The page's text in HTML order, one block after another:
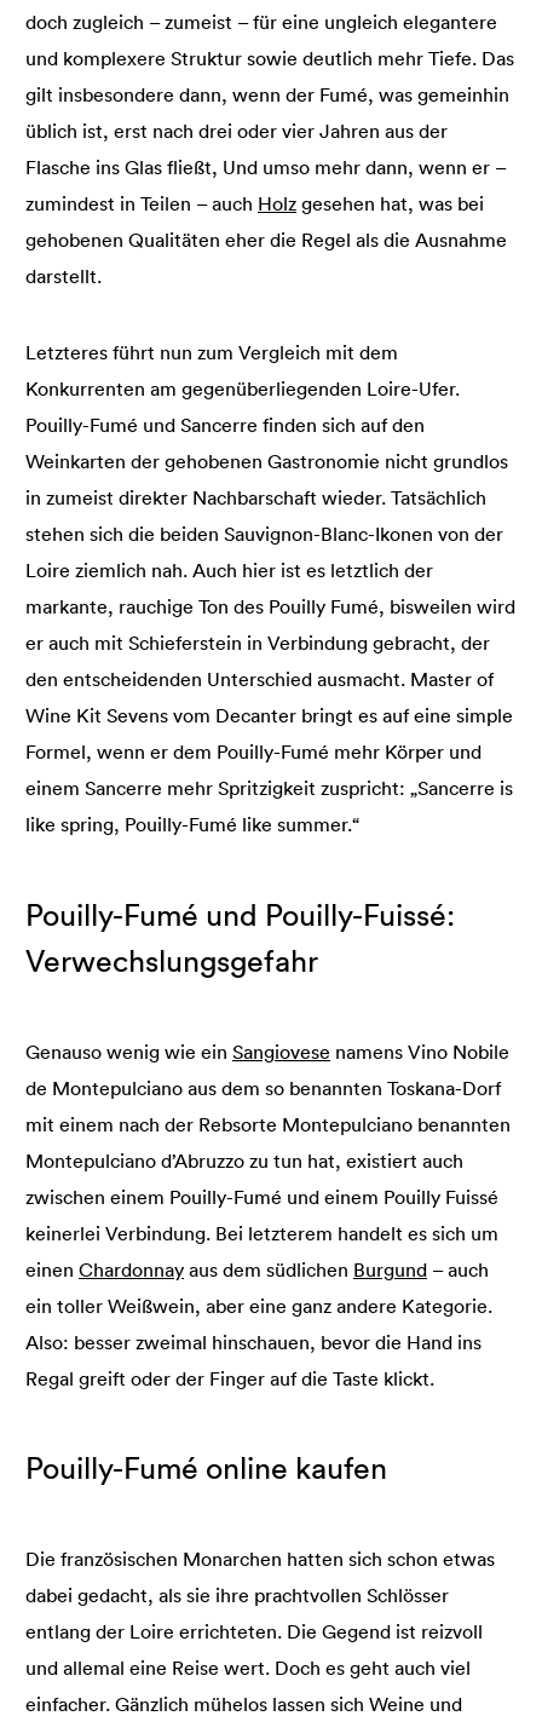
doch zugleich – zumeist – für eine ungleich elegantere
und komplexere Struktur sowie deutlich mehr Tiefe. Das
gilt insbesondere dann, wenn der Fumé, was gemeinhin
üblich ist, erst nach drei oder vier Jahren aus der
Flasche ins Glas fließt, Und umso mehr dann, wenn er –
zumindest in Teilen – auch Holz gesehen hat, was bei
gehobenen Qualitäten eher die Regel als die Ausnahme
darstellt.
Letzteres führt nun zum Vergleich mit dem
Konkurrenten am gegenüberliegenden Loire-Ufer.
Pouilly-Fumé und Sancerre finden sich auf den
Weinkarten der gehobenen Gastronomie nicht grundlos
in zumeist direkter Nachbarschaft wieder. Tatsächlich
stehen sich die beiden Sauvignon-Blanc-Ikonen von der
Loire ziemlich nah. Auch hier ist es letztlich der
markante, rauchige Ton des Pouilly Fumé, bisweilen wird
er auch mit Schieferstein in Verbindung gebracht, der
den entscheidenden Unterschied ausmacht. Master of
Wine Kit Sevens vom Decanter bringt es auf eine simple
Formel, wenn er dem Pouilly-Fumé mehr Körper und
einem Sancerre mehr Spritzigkeit zuspricht: „Sancerre is
like spring, Pouilly-Fumé like summer.“
Pouilly-Fumé und Pouilly-Fuissé:
Verwechslungsgefahr
Genauso wenig wie ein Sangiovese namens Vino Nobile
de Montepulciano aus dem so benannten Toskana-Dorf
mit einem nach der Rebsorte Montepulciano benannten
Montepulciano d’Abruzzo zu tun hat, existiert auch
zwischen einem Pouilly-Fumé und einem Pouilly Fuissé
keinerlei Verbindung. Bei letzterem handelt es sich um
einen Chardonnay aus dem südlichen Burgund – auch
ein toller Weißwein, aber eine ganz andere Kategorie.
Also: besser zweimal hinschauen, bevor die Hand ins
Regal greift oder der Finger auf die Taste klickt.
Pouilly-Fumé online kaufen
Die französischen Monarchen hatten sich schon etwas
dabei gedacht, als sie ihre prachtvollen Schlösser
entlang der Loire errichteten. Die Gegend ist reizvoll
und allemal eine Reise wert. Doch es geht auch viel
einfacher. Gänzlich mühelos lassen sich Weine und